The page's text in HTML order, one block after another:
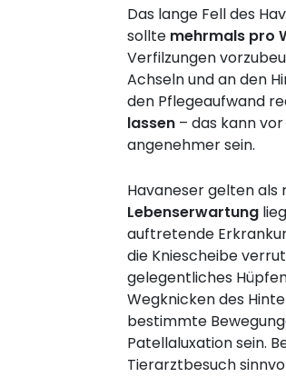
Das lange Fell des
sollte mehrmals pro
Verfilzungen
Achseln und an den
den Pflegeaufwand
lassen – das kann
angenehmer sein.
Havaneser gelten als
Lebenserwartung
auftretende
die Kniescheibe
gelegentliches
Wegknicken des
bestimmte
Patellaluxation sein.
Tierarztbesuch